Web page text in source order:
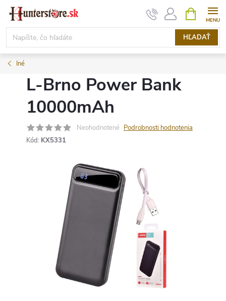
Prejsť
obsah
HĽADAŤ
KOŠÍK
Iné
L-Brno Power Bank
10000mAh
Neohodnotené Podrobnosti hodnotenia
Kód: KX5331